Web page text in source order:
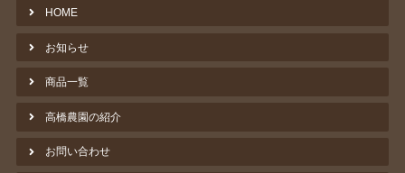
HOME
お知らせ
商品一覧
高橋農園の紹介
お問い合わせ